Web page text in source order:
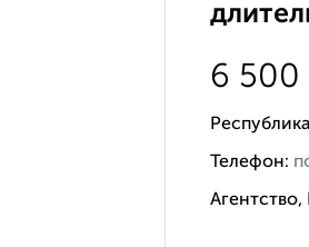
6 500
Телефон: